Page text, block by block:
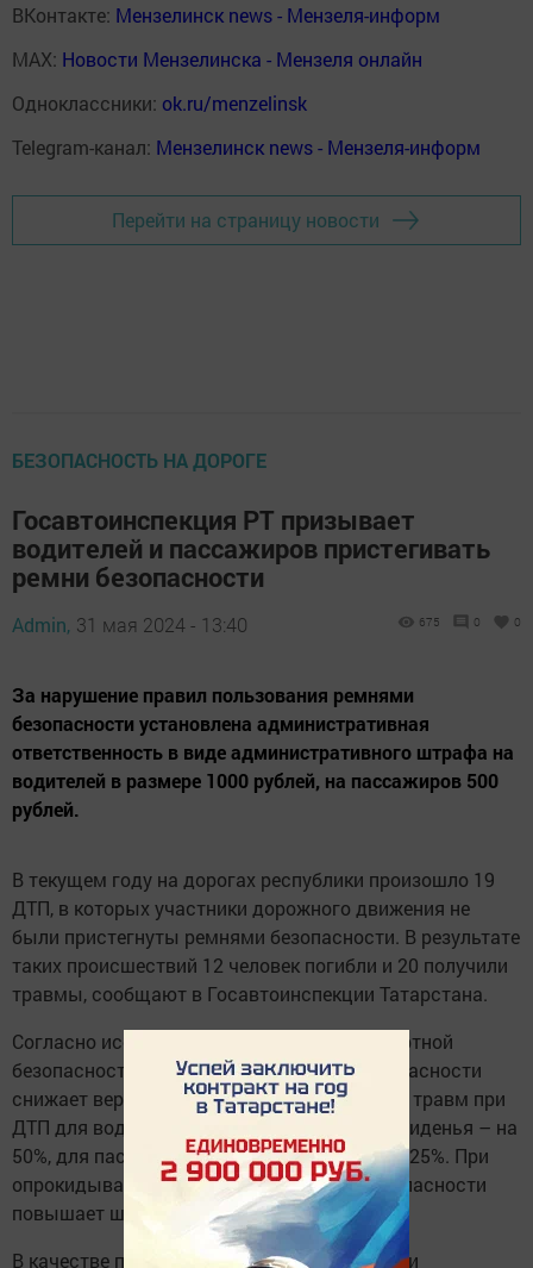
ВКонтакте: Мензелинск news - Мензеля-информ
MAX: Новости Мензелинска - Мензеля онлайн
Одноклассники: ok.ru/menzelinsk
Telegram-канал: Мензелинск news - Мензеля-информ
Перейти на страницу новости
БЕЗОПАСНОСТЬ НА ДОРОГЕ
Госавтоинспекция РТ призывает
водителей и пассажиров пристегивать
ремни безопасности
Admin, 31 мая 2024 - 13:40 675 0 0
За нарушение правил пользования ремнями
безопасности установлена административная
ответственность в виде административного штрафа на
водителей в размере 1000 рублей, на пассажиров 500
рублей.
В текущем году на дорогах республики произошло 19
ДТП, в которых участники дорожного движения не
были пристегнуты ремнями безопасности. В результате
таких происшествий 12 человек погибли и 20 получили
травмы, сообщают в Госавтоинспекции Татарстана.
Согласно исследованиям центров транспортной
безопасности, использование ремней безопасности
снижает вероятность гибели или получения травм при
ДТП для водителя и пассажира переднего сиденья – на
50%, для пассажиров заднего сиденья – на 25%. При
опрокидывании пристегнутый ремень безопасности
повышает шансы на выживание в пять раз.
В качестве примера в ведомстве рассказали